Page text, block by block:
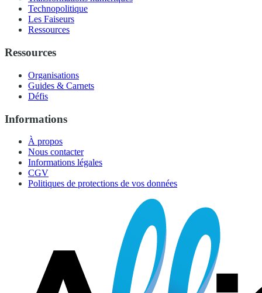
Technopolitique
Les Faiseurs
Ressources
Ressources
Organisations
Guides & Carnets
Défis
Informations
À propos
Nous contacter
Informations légales
CGV
Politiques de protections de vos données